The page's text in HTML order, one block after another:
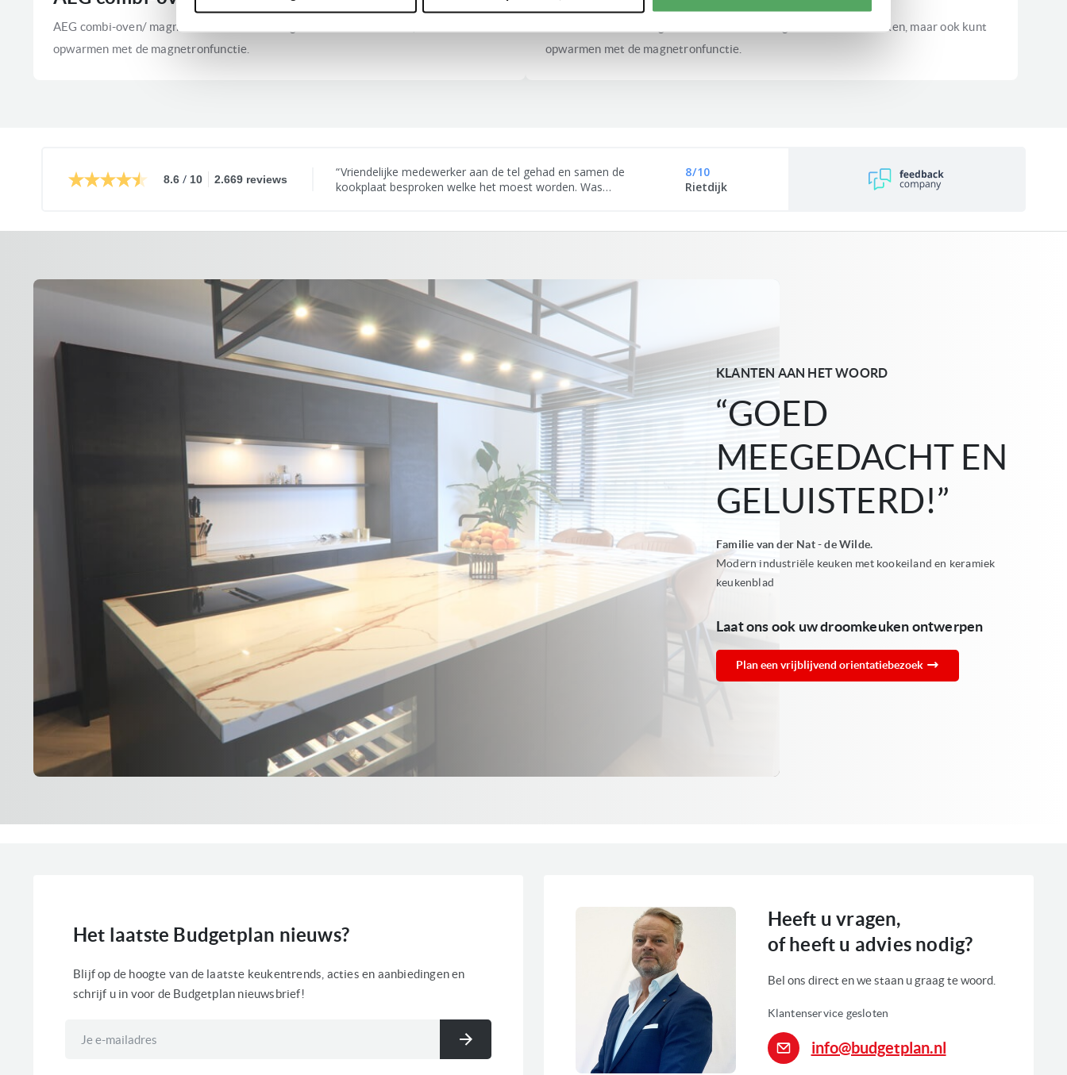
AEG combi-oven/ magnetron waarmee u uw gerechten kunt bakken, maar ook kunt
opwarmen met de magnetronfunctie.
AEG combi-oven/ magnetron waarmee u uw gerechten kunt bakken, maar ook kunt
opwarmen met de magnetronfunctie.
8.6 / 10 2.669 reviews 8/10
Rietdijk
Vriendelijke medewerker aan de tel gehad en samen de
kookplaat besproken welke het moest worden. Was
KLANTEN AAN HET WOORD
“GOED
MEEGEDACHT EN
GELUISTERD!”
Familie van der Nat - de Wilde.
Modern industriële keuken met kookeiland en keramiek
keukenblad
Laat ons ook uw droomkeuken ontwerpen
Plan een vrijblijvend orientatiebezoek
Het laatste Budgetplan nieuws?
Blijf op de hoogte van de laatste keukentrends, acties en aanbiedingen en
schrijf u in voor de Budgetplan nieuwsbrief!
Inschrijven
Heeft u vragen,
of heeft u advies nodig?
Bel ons direct en we staan u graag te woord.
Klantenservice gesloten
info@budgetplan.nl